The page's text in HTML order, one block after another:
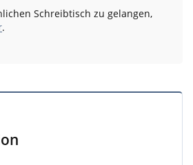
Schreibtisch zu gelangen,
.